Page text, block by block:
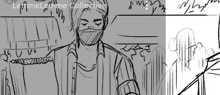
LemmeLemme Collective